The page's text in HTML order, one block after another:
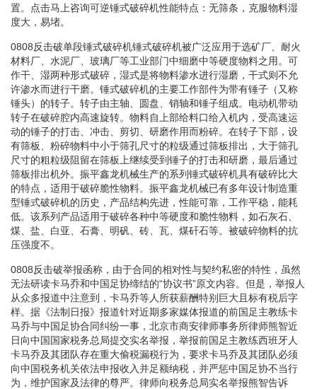
置。点击马上咨询可逆锤式破碎机性能特点：无筛条，克服物料湿
度大，易堵。
0808反击破单段锤式破碎机锤式破碎机被广泛应用于选矿厂、耐火
材料厂、水泥厂、玻璃厂等工业部门中细磨中等硬度物料之用。可
作干、湿两种形式破碎，湿式是将物料渗水进行湿磨，干式则不允
许渗水而进行干磨。锤式破碎机的主要工作部件为带有锤子（又称
锤头）的转子。转子由主轴、圆盘、销轴和锤子组成。电动机带动
转子在破碎腔内高速旋转。物料自上部给料口给入机内，受高速运
动的锤子的打击、冲击、剪切、研磨作用而粉碎。在转子下部，设
有筛板、粉碎物料中小于筛孔尺寸的粒级通过筛板排出，大于筛孔
尺寸的粗粒级阻留在筛板上继续受到锤子的打击和研磨，最后通过
筛板排出机外。振平鑫龙机械生产的系列锤式破碎机具有破碎比大
的特点，适用于破碎脆性物料。振平鑫龙机械已有多年设计制造重
型锤式破碎机的历史，产品结构先进，性能可靠，工作平稳，能耗
低。该系列产品适用于破碎各种中等硬度和脆性物料，如石灰石、
煤、盐、白亚、石膏、明矾、砖、瓦、煤矸石等。被破碎物料的抗
压强度不。
0808反击破举报函称，由于合同的相对性与契约私密的特性，虽然
无法研读卡马乔和中国足协缔结的“协议书”原文内容。但是，举报人
从众多报道中注意到，卡马乔等人所获薪酬特别巨大且标有税后字
样。据《法制日报》报道针对近期多家媒体报道的前国足主教练卡
马乔与中国足协合同纠纷一事，北京市商安律师事务所律师熊智近
日向中国国家税务总局提交实名举报，举报前国足主教练西班牙人
卡马乔及其团队存在重大偷税漏税行为，要求卡马乔及其团队必须
向中国税务机关依法申报收入并足额纳税，并严惩中国足协不当行
为，维护国家及法律的尊严。律师向税务总局实名举报熊智告诉